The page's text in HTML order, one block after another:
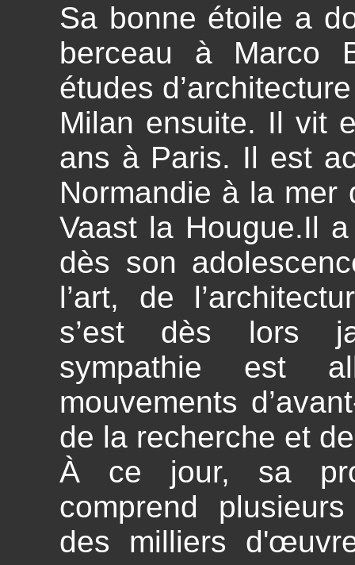
Sa bonne étoile a
berceau à Marco
études
Milan ensuite. Il vit
ans à Paris. Il est
Normandie à la mer
Vaast la Hougue.Il
dès son
l’art, de
s’est dès lors
sympathie est
mouvements
de la recherche et
À ce jour, sa
comprend
des milliers